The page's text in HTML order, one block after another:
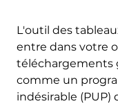
L'outil des
entre dans votre
téléchargements
comme un
indésirable